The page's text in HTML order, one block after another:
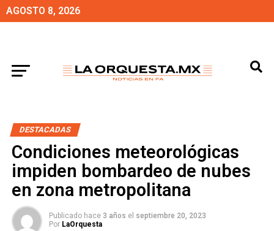
AGOSTO 8, 2026
DESTACADAS
Condiciones meteorológicas
impiden bombardeo de nubes
en zona metropolitana
Publicado hace 3 años el septiembre 20, 2023
Por LaOrquesta